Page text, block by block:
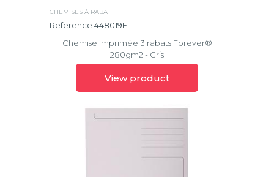
CHEMISES À RABAT
Reference 448019E
Chemise imprimée 3 rabats Forever®
280gm2 - Gris
View product